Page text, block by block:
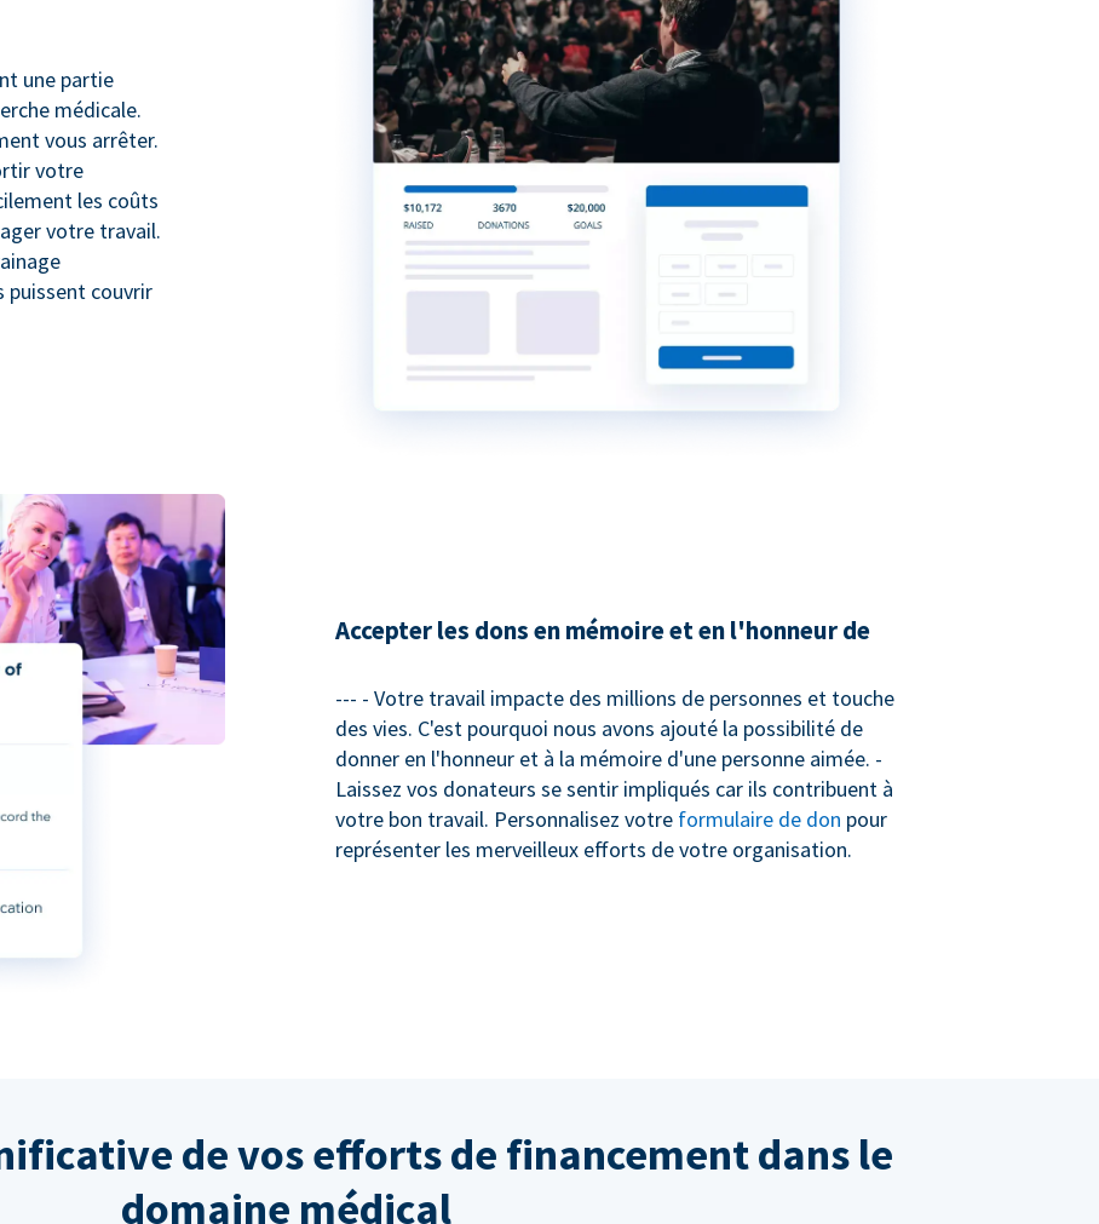
une partie
médicale.
vous arrêter.
votre
les coûts
votre travail.
puissent couvrir
Accepter les dons en mémoire et en l'honneur de
--- - Votre travail impacte des millions de personnes et touche
des vies. C'est pourquoi nous avons ajouté la possibilité de
donner en l'honneur et à la mémoire d'une personne aimée. -
Laissez vos donateurs se sentir impliqués car ils contribuent à
votre bon travail. Personnalisez votre formulaire de don pour
représenter les merveilleux efforts de votre organisation.
de vos efforts de financement dans le
domaine médical